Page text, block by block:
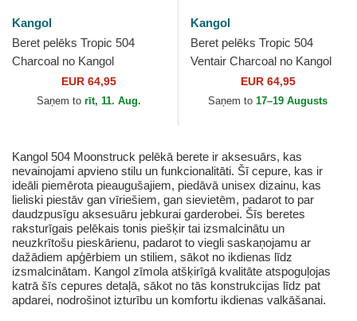
Kangol
Beret pelēks Tropic 504
Charcoal no Kangol
EUR 64,95
Saņem to rīt, 11. Aug.
Kangol
Beret pelēks Tropic 504
Ventair Charcoal no Kangol
EUR 64,95
Saņem to 17–19 Augusts
Kangol 504 Moonstruck pelēkā berete ir aksesuārs, kas
nevainojami apvieno stilu un funkcionalitāti. Šī cepure, kas ir
ideāli piemērota pieaugušajiem, piedāvā unisex dizainu, kas
lieliski piestāv gan vīriešiem, gan sievietēm, padarot to par
daudzpusīgu aksesuāru jebkurai garderobei. Šīs beretes
raksturīgais pelēkais tonis piešķir tai izsmalcinātu un
neuzkrītošu pieskārienu, padarot to viegli saskaņojamu ar
dažādiem apģērbiem un stiliem, sākot no ikdienas līdz
izsmalcinātam. Kangol zīmola atšķirīgā kvalitāte atspoguļojas
katrā šīs cepures detaļā, sākot no tās konstrukcijas līdz pat
apdarei, nodrošinot izturību un komfortu ikdienas valkāšanai.